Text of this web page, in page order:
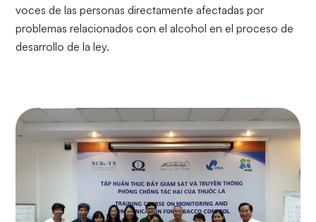
voces de las personas directamente afectadas por
problemas relacionados con el alcohol en el proceso de
desarrollo de la ley.